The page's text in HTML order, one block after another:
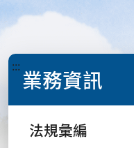
::: 業務資訊
法規彙編